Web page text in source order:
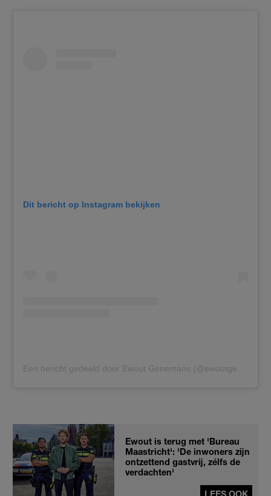
Dit bericht op Instagram bekijken
Een bericht gedeeld door Ewout Genemans (@ewoutgenemans)
Ewout is terug met 'Bureau
Maastricht': 'De inwoners zijn
ontzettend gastvrij, zélfs de
verdachten'